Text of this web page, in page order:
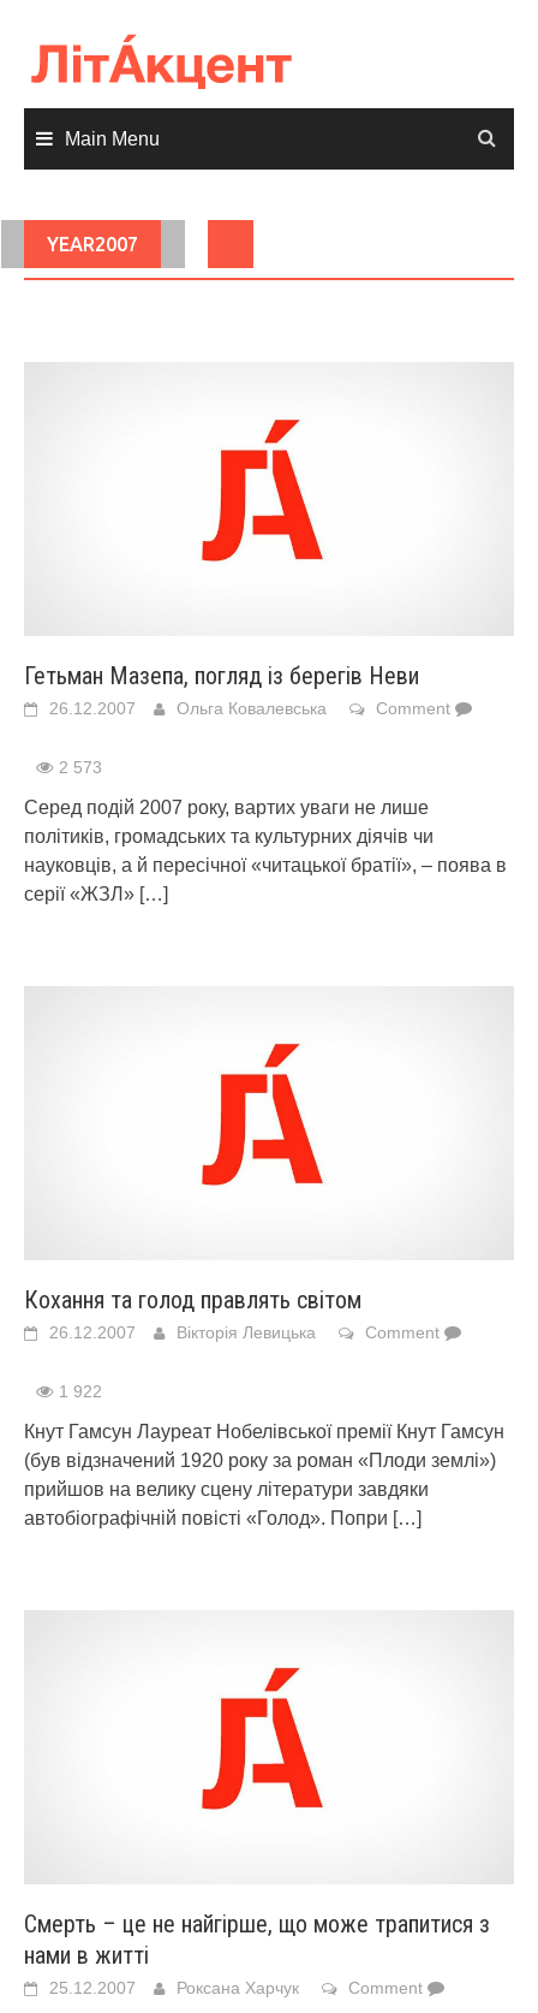
content
Main Menu
YEAR2007
Гетьман Мазепа, погляд із берегів Неви
26.12.2007 Ольга Ковалевська Comment
2 573
Серед подій 2007 року, вартих уваги не лише
політиків, громадських та культурних діячів чи
науковців, а й пересічної «читацької братії», – поява в
серії «ЖЗЛ» […]
Кохання та голод правлять світом
26.12.2007 Вікторія Левицька Comment
1 922
Кнут Гамсун Лауреат Нобелівської премії Кнут Гамсун
(був відзначений 1920 року за роман «Плоди землі»)
прийшов на велику сцену літератури завдяки
автобіографічній повісті «Голод». Попри […]
Смерть – це не найгірше, що може трапитися з
нами в житті
25.12.2007 Роксана Харчук Comment